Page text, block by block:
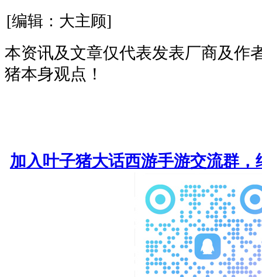
[编辑：大主顾]
本资讯及文章仅代表发表厂商及作
猪本身观点！
加入叶子猪大话西游手游交流群